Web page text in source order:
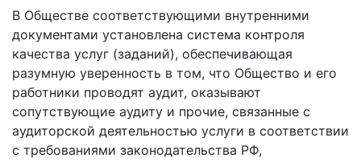
В Обществе соответствующими внутренними
документами установлена система контроля
качества услуг (заданий), обеспечивающая
разумную уверенность в том, что Общество и его
работники проводят аудит, оказывают
сопутствующие аудиту и прочие, связанные с
аудиторской деятельностью услуги в соответствии
с требованиями законодательства РФ,